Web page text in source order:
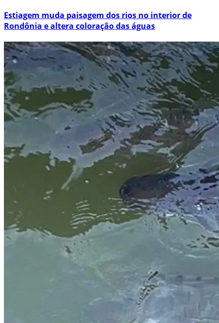
Estiagem muda paisagem dos rios no interior de
Rondônia e altera coloração das águas